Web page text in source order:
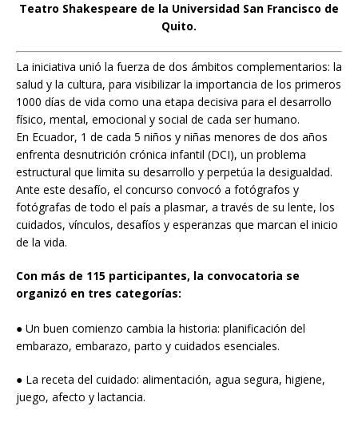
Teatro Shakespeare de la Universidad San Francisco de
Quito.
La iniciativa unió la fuerza de dos ámbitos complementarios: la
salud y la cultura, para visibilizar la importancia de los primeros
1000 días de vida como una etapa decisiva para el desarrollo
físico, mental, emocional y social de cada ser humano.
En Ecuador, 1 de cada 5 niños y niñas menores de dos años
enfrenta desnutrición crónica infantil (DCI), un problema
estructural que limita su desarrollo y perpetúa la desigualdad.
Ante este desafío, el concurso convocó a fotógrafos y
fotógrafas de todo el país a plasmar, a través de su lente, los
cuidados, vínculos, desafíos y esperanzas que marcan el inicio
de la vida.
Con más de 115 participantes, la convocatoria se
organizó en tres categorías:
● Un buen comienzo cambia la historia: planificación del
embarazo, embarazo, parto y cuidados esenciales.
● La receta del cuidado: alimentación, agua segura, higiene,
juego, afecto y lactancia.